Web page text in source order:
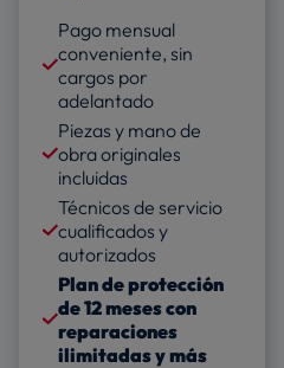
Pago mensual
conveniente, sin
cargos por
adelantado
Piezas y mano de
obra originales
incluidas
Técnicos de servicio
cualificados y
autorizados
Plan de protección
de 12 meses con
reparaciones
ilimitadas y más